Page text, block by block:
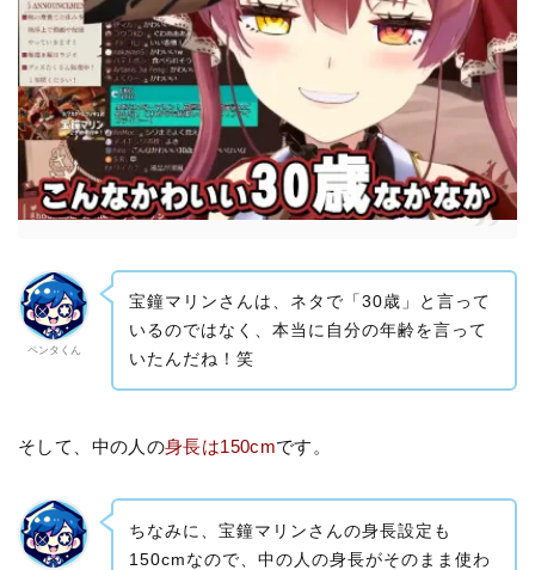
ペンタくん
宝鐘マリンさんは、ネタで「30歳」と言って
いるのではなく、本当に自分の年齢を言って
いたんだね！笑
そして、中の人の身長は150cmです。
ちなみに、宝鐘マリンさんの身長設定も
150cmなので、中の人の身長がそのまま使わ